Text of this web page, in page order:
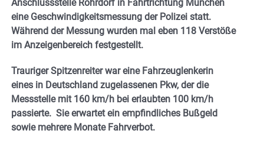
Anschlussstelle Rohrdorf in Fahrtrichtung München
eine Geschwindigkeitsmessung der Polizei statt.
Während der Messung wurden mal eben 118 Verstöße
im Anzeigenbereich festgestellt.
Trauriger Spitzenreiter war eine Fahrzeuglenkerin
eines in Deutschland zugelassenen Pkw, der die
Messstelle mit 160 km/h bei erlaubten 100 km/h
passierte. Sie erwartet ein empfindliches Bußgeld
sowie mehrere Monate Fahrverbot.